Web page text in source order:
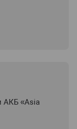
АКБ «Asia